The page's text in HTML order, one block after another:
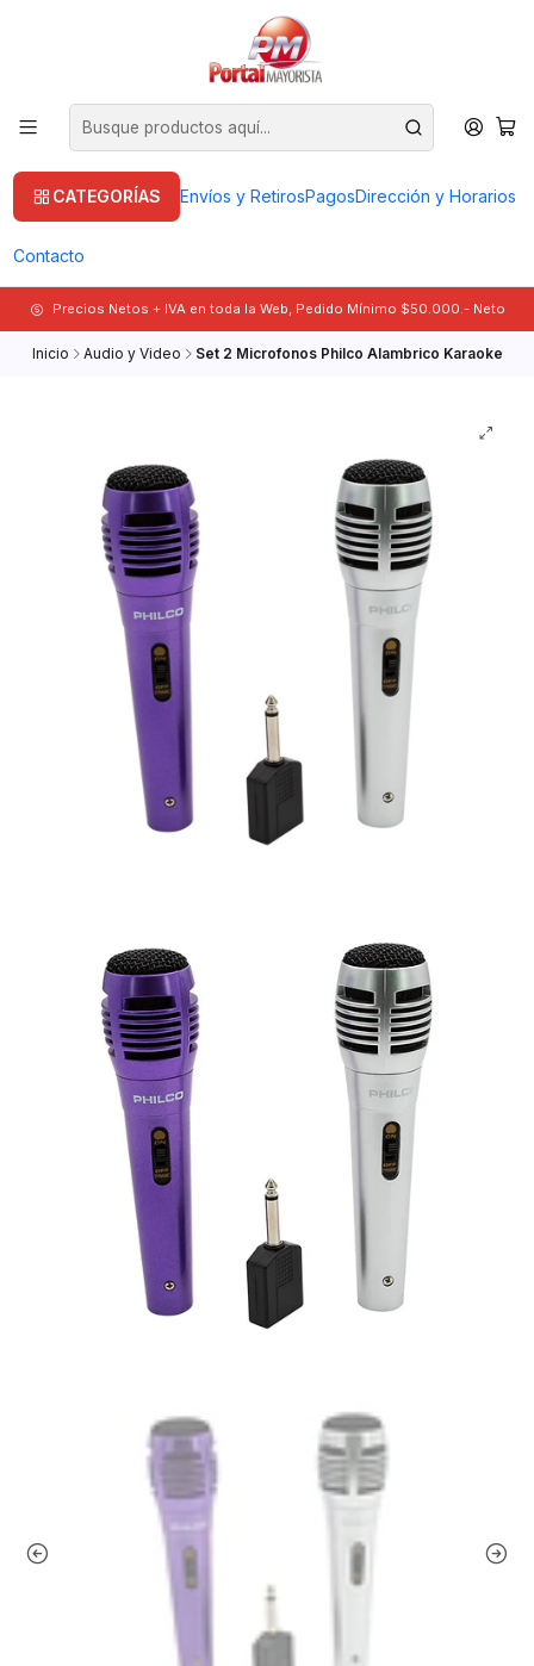
CATEGORÍAS Envíos y RetirosPagosDirección y Horarios
Contacto
Precios Netos + IVA en toda la Web, Pedido Mínimo $50.000.- Neto
Inicio Audio y Video Set 2 Microfonos Philco Alambrico Karaoke